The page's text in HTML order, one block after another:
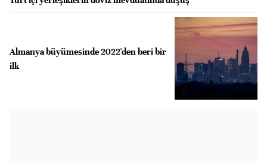
Almanya büyümesinde 2022'den beri bir
ilk